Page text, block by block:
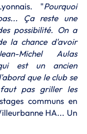
"Pourquoi
Ça reste une
possibilité. On a
la chance d'avoir
Michel Aulas
est un ancien
que le club se
pas griller les
communs en
HA... Un